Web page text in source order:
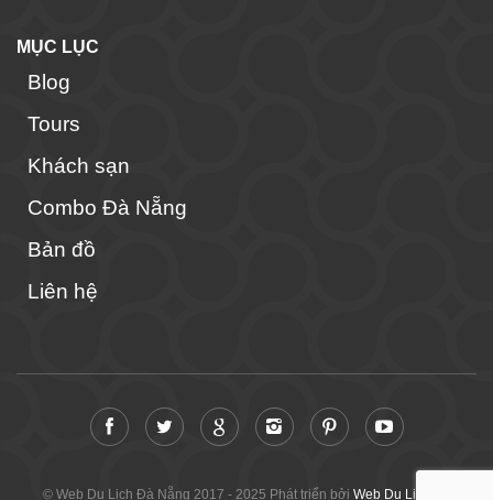
MỤC LỤC
Blog
Tours
Khách sạn
Combo Đà Nẵng
Bản đồ
Liên hệ
© Web Du Lịch Đà Nẵng 2017 - 2025 Phát triển bởi Web Du Lịch Đà